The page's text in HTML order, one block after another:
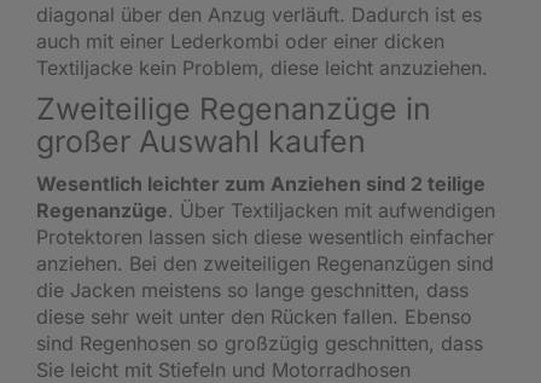
diagonal über den Anzug verläuft. Dadurch ist es
auch mit einer Lederkombi oder einer dicken
Textiljacke kein Problem, diese leicht anzuziehen.
Zweiteilige Regenanzüge in
großer Auswahl kaufen
Wesentlich leichter zum Anziehen sind 2 teilige
Regenanzüge. Über Textiljacken mit aufwendigen
Protektoren lassen sich diese wesentlich einfacher
anziehen. Bei den zweiteiligen Regenanzügen sind
die Jacken meistens so lange geschnitten, dass
diese sehr weit unter den Rücken fallen. Ebenso
sind Regenhosen so großzügig geschnitten, dass
Sie leicht mit Stiefeln und Motorradhosen